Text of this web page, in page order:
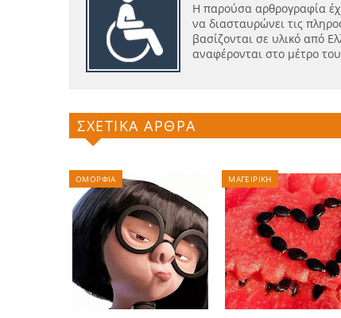
Η παρούσα αρθρογραφία
να διασταυρώνει τις
βασίζονται σε υλικό από
αναφέρονται στο μέτρο
ΣΧΕΤΙΚΑ ΑΡΘΡΑ
ΟΜΟΡΦΙΑ ΜΑΓΕΙΡΙΚΗ